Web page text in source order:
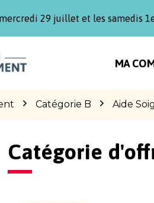
29 juillet et les samedis
MA
Catégorie B Aide
Catégorie